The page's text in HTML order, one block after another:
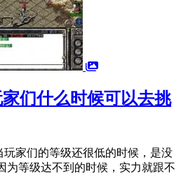
们什么时候可以去挑
家们的等级还很低的时候，是没
为等级达不到的时候，实力就跟不